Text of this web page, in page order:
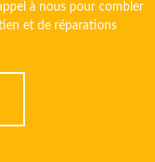
à nous pour combler
et de réparations